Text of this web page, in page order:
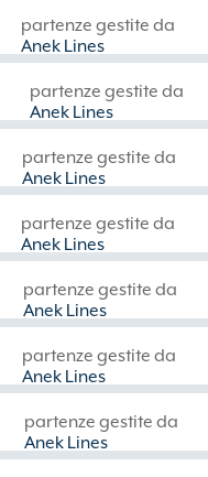
partenze gestite da
Anek Lines
partenze gestite da
Anek Lines
partenze gestite da
Anek Lines
partenze gestite da
Anek Lines
partenze gestite da
Anek Lines
partenze gestite da
Anek Lines
partenze gestite da
Anek Lines